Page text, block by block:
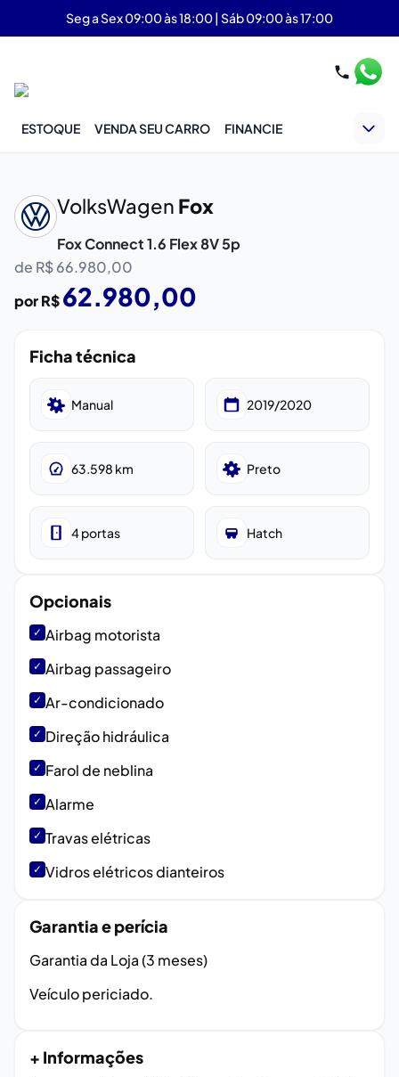
Seg a Sex 09:00 às 18:00 | Sáb 09:00 às 17:00
ESTOQUE VENDA SEU CARRO FINANCIE
VolksWagen Fox
Fox Connect 1.6 Flex 8V 5p
de R$66.980,00
por R$62.980,00
Ficha técnica
Manual 2019/2020
63.598 km Preto
4portas Hatch
Opcionais
✓ Airbag motorista
✓ Airbag passageiro
✓ Ar-condicionado
✓ Direção hidráulica
✓ Farol de neblina
✓ Alarme
✓ Travas elétricas
✓ Vidros elétricos dianteiros
Garantia e perícia
Garantia da Loja (3 meses)
Veículo periciado.
+ Informações